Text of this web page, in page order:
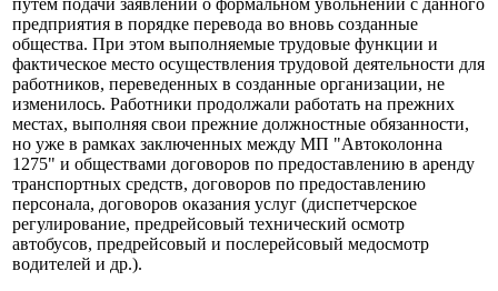
путем подачи заявлений о формальном увольнении с данного
предприятия в порядке перевода во вновь созданные
общества. При этом выполняемые трудовые функции и
фактическое место осуществления трудовой деятельности для
работников, переведенных в созданные организации, не
изменилось. Работники продолжали работать на прежних
местах, выполняя свои прежние должностные обязанности,
но уже в рамках заключенных между МП "Автоколонна
1275" и обществами договоров по предоставлению в аренду
транспортных средств, договоров по предоставлению
персонала, договоров оказания услуг (диспетчерское
регулирование, предрейсовый технический осмотр
автобусов, предрейсовый и послерейсовый медосмотр
водителей и др.).